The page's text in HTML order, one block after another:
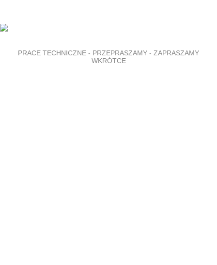
PRACE TECHNICZNE - PRZEPRASZAMY - ZAPRASZAMY
WKRÓTCE